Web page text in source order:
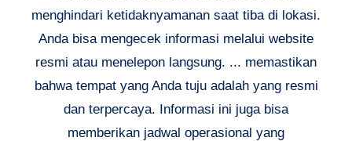
menghindari ketidaknyamanan saat tiba di lokasi.
Anda bisa mengecek informasi melalui website
resmi atau menelepon langsung. ... memastikan
bahwa tempat yang Anda tuju adalah yang resmi
dan terpercaya. Informasi ini juga bisa
memberikan jadwal operasional yang